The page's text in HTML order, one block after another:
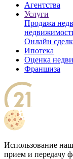
Агентства
Услуги
Продажа
Онлайн
Ипотека
Оценка
Франшиза
Использование
прием и передачу